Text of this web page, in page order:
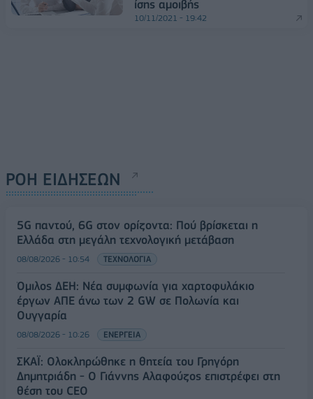
ίσης αμοιβής
10/11/2021 - 19:42
ΡΟΗ ΕΙΔΗΣΕΩΝ
5G παντού, 6G στον ορίζοντα: Πού βρίσκεται η
Ελλάδα στη μεγάλη τεχνολογική μετάβαση
08/08/2026 - 10:54 ΤΕΧΝΟΛΟΓΙΑ
Όμιλος ΔΕΗ: Νέα συμφωνία για χαρτοφυλάκιο
έργων ΑΠΕ άνω των 2 GW σε Πολωνία και
Ουγγαρία
08/08/2026 - 10:26 ΕΝΕΡΓΕΙΑ
ΣΚΑΪ: Ολοκληρώθηκε η θητεία του Γρηγόρη
Δημητριάδη - Ο Γιάννης Αλαφούζος επιστρέφει στη
θέση του CEO